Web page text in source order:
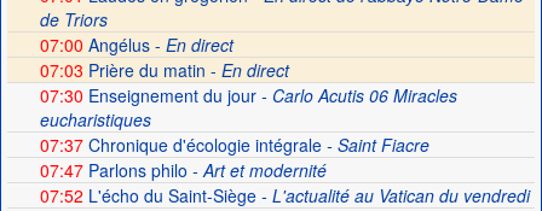
de Triors
07:00 Angélus - En direct
07:03 Prière du matin - En direct
07:30 Enseignement du jour- Carlo Acutis 06 Miracles
eucharistiques
07:37Chronique d'écologie intégrale- Saint Fiacre
07:47Parlons philo - Art et modernité
07:52 L'écho du Saint-Siège- L'actualité au Vatican du vendredi